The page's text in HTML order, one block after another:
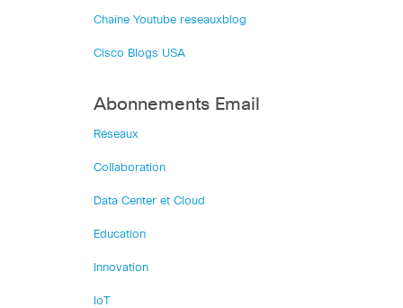
Chaîne Youtube reseauxblog
Cisco Blogs USA
Abonnements Email
Réseaux
Collaboration
Data Center et Cloud
Education
Innovation
IoT